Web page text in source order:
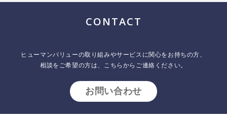
CONTACT
ヒューマンバリューの取り組みやサービスに関心をお持ちの方、
相談をご希望の方は、こちらからご連絡ください。
お問い合わせ